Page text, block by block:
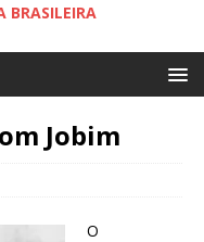
BRASILEIRA
Jobim
O